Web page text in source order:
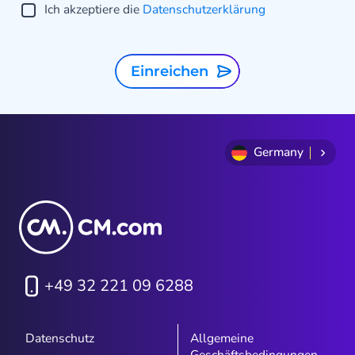
Ich akzeptiere die Datenschutzerklärung
Einreichen
Germany
+49 32 221 09 6288
Datenschutz
Allgemeine